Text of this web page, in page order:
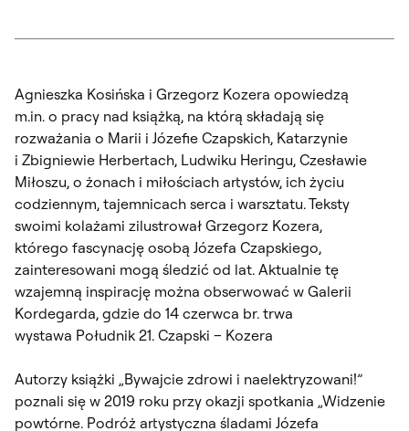
Agnieszka Kosińska i Grzegorz Kozera opowiedzą
m.in. o pracy nad książką, na którą składają się
rozważania o Marii i Józefie Czapskich, Katarzynie
i Zbigniewie Herbertach, Ludwiku Heringu, Czesławie
Miłoszu, o żonach i miłościach artystów, ich życiu
codziennym, tajemnicach serca i warsztatu. Teksty
swoimi kolażami zilustrował Grzegorz Kozera,
którego fascynację osobą Józefa Czapskiego,
zainteresowani mogą śledzić od lat. Aktualnie tę
wzajemną inspirację można obserwować w Galerii
Kordegarda, gdzie do 14 czerwca br. trwa
wystawa Południk 21. Czapski – Kozera
Autorzy książki „Bywajcie zdrowi i naelektryzowani!”
poznali się w 2019 roku przy okazji spotkania „Widzenie
powtórne. Podróż artystyczna śladami Józefa